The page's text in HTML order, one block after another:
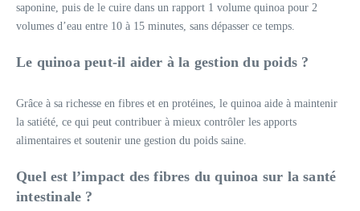
saponine, puis de le cuire dans un rapport 1 volume quinoa pour 2
volumes d’eau entre 10 à 15 minutes, sans dépasser ce temps.
Le quinoa peut-il aider à la gestion du poids ?
Grâce à sa richesse en fibres et en protéines, le quinoa aide à maintenir
la satiété, ce qui peut contribuer à mieux contrôler les apports
alimentaires et soutenir une gestion du poids saine.
Quel est l’impact des fibres du quinoa sur la santé
intestinale ?